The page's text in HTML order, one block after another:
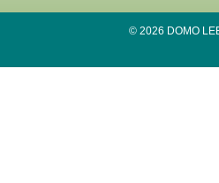
© 2026 DOMO